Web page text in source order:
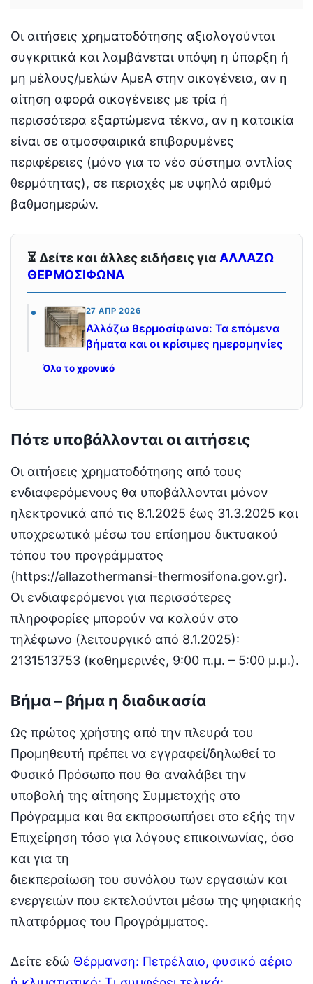
Οι αιτήσεις χρηματοδότησης αξιολογούνται
συγκριτικά και λαμβάνεται υπόψη η ύπαρξη ή
μη μέλους/μελών ΑμεΑ στην οικογένεια, αν η
αίτηση αφορά οικογένειες με τρία ή
περισσότερα εξαρτώμενα τέκνα, αν η κατοικία
είναι σε ατμοσφαιρικά επιβαρυμένες
περιφέρειες (μόνο για το νέο σύστημα αντλίας
θερμότητας), σε περιοχές με υψηλό αριθμό
βαθμοημερών.
⏳ Δείτε και άλλες ειδήσεις για ΑΛΛΑΖΩ
ΘΕΡΜΟΣΙΦΩΝΑ
27 ΑΠΡ 2026
Αλλάζω θερμοσίφωνα: Τα επόμενα
βήματα και οι κρίσιμες ημερομηνίες
Όλο το χρονικό
Πότε υποβάλλονται οι αιτήσεις
Οι αιτήσεις χρηματοδότησης από τους
ενδιαφερόμενους θα υποβάλλονται μόνον
ηλεκτρονικά από τις 8.1.2025 έως 31.3.2025 και
υποχρεωτικά μέσω του επίσημου δικτυακού
τόπου του προγράμματος
(https://allazothermansi-thermosifona.gov.gr).
Οι ενδιαφερόμενοι για περισσότερες
πληροφορίες μπορούν να καλούν στο
τηλέφωνο (λειτουργικό από 8.1.2025):
2131513753 (καθημερινές, 9:00 π.μ. – 5:00 μ.μ.).
Βήμα – βήμα η διαδικασία
Ως πρώτος χρήστης από την πλευρά του
Προμηθευτή πρέπει να εγγραφεί/δηλωθεί το
Φυσικό Πρόσωπο που θα αναλάβει την
υποβολή της αίτησης Συμμετοχής στο
Πρόγραμμα και θα εκπροσωπήσει στο εξής την
Επιχείρηση τόσο για λόγους επικοινωνίας, όσο
και για τη
διεκπεραίωση του συνόλου των εργασιών και
ενεργειών που εκτελούνται μέσω της ψηφιακής
πλατφόρμας του Προγράμματος.
Δείτε εδώ Θέρμανση: Πετρέλαιο, φυσικό αέριο